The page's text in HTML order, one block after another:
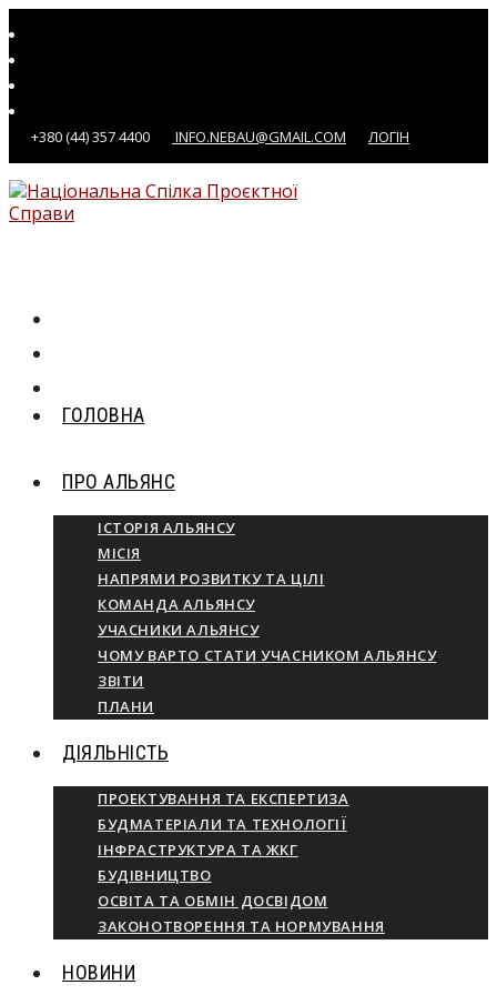
до
вмісту
+380 (44) 357 4400 INFO.NEBAU@GMAIL.COM ЛОГІН
ГОЛОВНА
ПРО АЛЬЯНС
ІСТОРІЯ АЛЬЯНСУ
МІСІЯ
НАПРЯМИ РОЗВИТКУ ТА ЦІЛІ
КОМАНДА АЛЬЯНСУ
УЧАСНИКИ АЛЬЯНСУ
ЧОМУ ВАРТО СТАТИ УЧАСНИКОМ АЛЬЯНСУ
ЗВІТИ
ПЛАНИ
ДІЯЛЬНІСТЬ
ПРОЕКТУВАННЯ ТА ЕКСПЕРТИЗА
БУДМАТЕРІАЛИ ТА ТЕХНОЛОГІЇ
ІНФРАСТРУКТУРА ТА ЖКГ
БУДІВНИЦТВО
ОСВІТА ТА ОБМІН ДОСВІДОМ
ЗАКОНОТВОРЕННЯ ТА НОРМУВАННЯ
НОВИНИ